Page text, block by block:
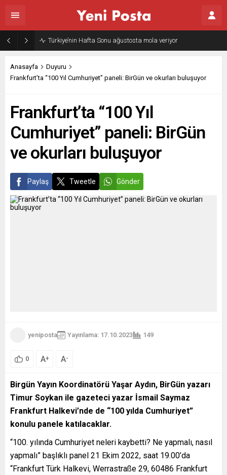
Türkiye’nin Hafta Sonu ağustosta mola veriyor
Anasayfa
Duyuru
Frankfurt’ta “100 Yıl Cumhuriyet” paneli: BirGün ve okurları buluşuyor
Frankfurt’ta “100 Yıl
Cumhuriyet” paneli: BirGün
ve okurları buluşuyor
Paylaş Tweetle Gönder
yeniposta Yayınlama: 17.10.2023 149
0 A+ A-
Birgün Yayın Koordinatörü Yaşar Aydın, BirGün yazarı
Timur Soykan ile gazeteci yazar İsmail Saymaz
Frankfurt Halkevi’nde de “100 yılda Cumhuriyet”
konulu panele katılacaklar.
“100. yılında Cumhuriyet neleri kaybetti? Ne yapmalı, nasıl
yapmalı” başlıklı panel 21 Ekim 2022, saat 19.00’da
“Frankfurt Türk Halkevi, Werrastraße 29, 60486 Frankfurt